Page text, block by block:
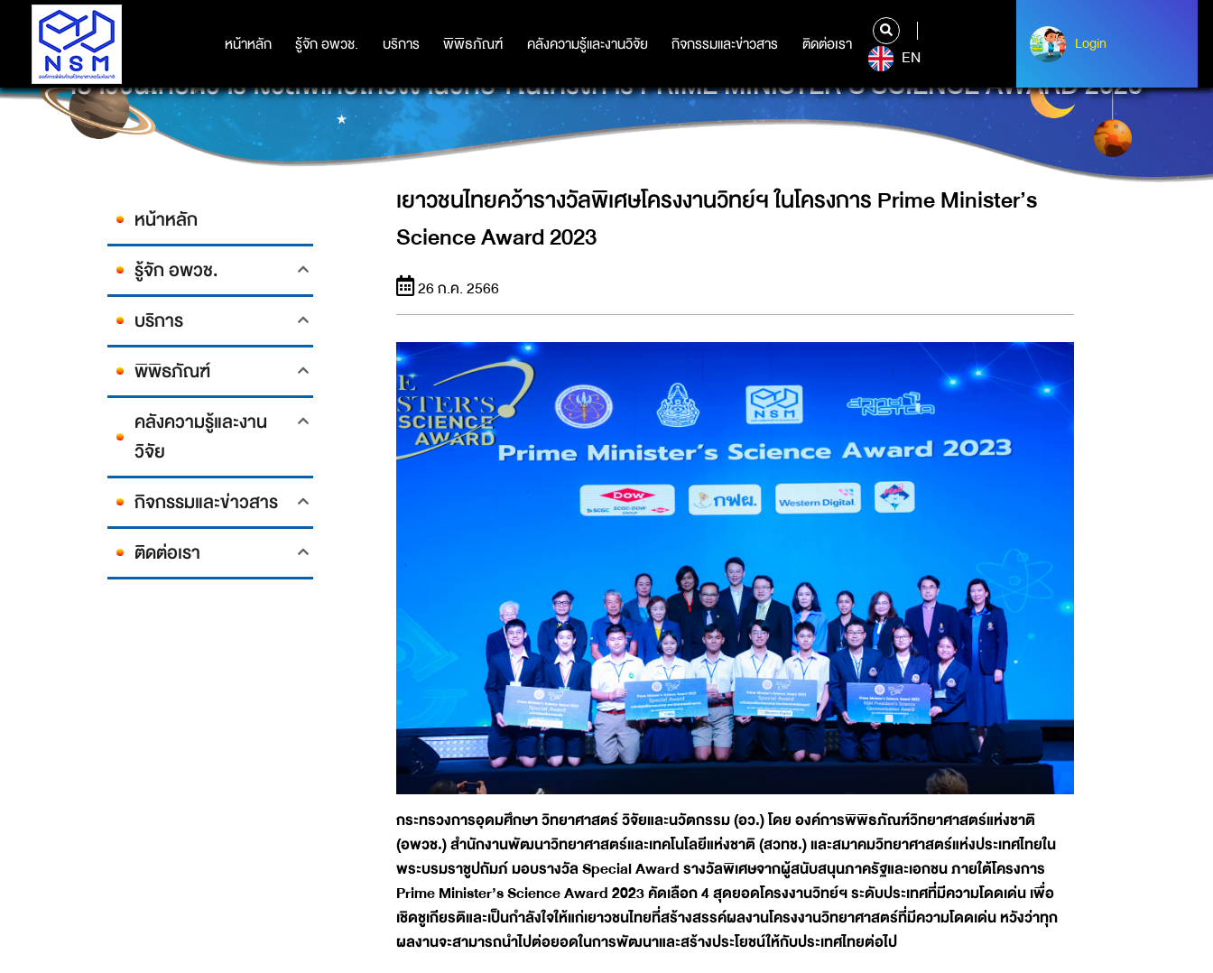
หน้าหลัก รู้จัก อพวช. บริการ พิพิธภัณฑ์ คลังความรู้และงานวิจัย กิจกรรมและข่าวสาร ติดต่อเรา
หน้าหลัก รู้จัก อพวช. บริการ พิพิธภัณฑ์ คลังความรู้และงานวิจัย กิจกรรมและข่าวสาร ติดต่อเรา
EN
Login
Login
เยาวชนไทยคว้ารางวัลพิเศษโครงงานวิทย์ฯ ในโครงการ PRIME MINISTER’S SCIENCE AWARD 2023
หน้าหลัก
รู้จัก อพวช.
บริการ
พิพิธภัณฑ์
คลังความรู้และงาน
วิจัย
กิจกรรมและข่าวสาร
ติดต่อเรา
เยาวชนไทยคว้ารางวัลพิเศษโครงงานวิทย์ฯ ในโครงการ Prime Minister’s
Science Award 2023
26 ก.ค. 2566
กระทรวงการอุดมศึกษา วิทยาศาสตร์ วิจัยและนวัตกรรม (อว.) โดย องค์การพิพิธภัณฑ์วิทยาศาสตร์แห่งชาติ
(อพวช.) สำนักงานพัฒนาวิทยาศาสตร์และเทคโนโลยีแห่งชาติ (สวทช.) และสมาคมวิทยาศาสตร์แห่งประเทศไทยใน
พระบรมราชูปถัมภ์ มอบรางวัล Special Award รางวัลพิเศษจากผู้สนับสนุนภาครัฐและเอกชน ภายใต้โครงการ
Prime Minister’s Science Award 2023 คัดเลือก 4 สุดยอดโครงงานวิทย์ฯ ระดับประเทศที่มีความโดดเด่น เพื่อ
เชิดชูเกียรติและเป็นกำลังใจให้แก่เยาวชนไทยที่สร้างสรรค์ผลงานโครงงานวิทยาศาสตร์ที่มีความโดดเด่น หวังว่าทุก
ผลงานจะสามารถนำไปต่อยอดในการพัฒนาและสร้างประโยชน์ให้กับประเทศไทยต่อไป